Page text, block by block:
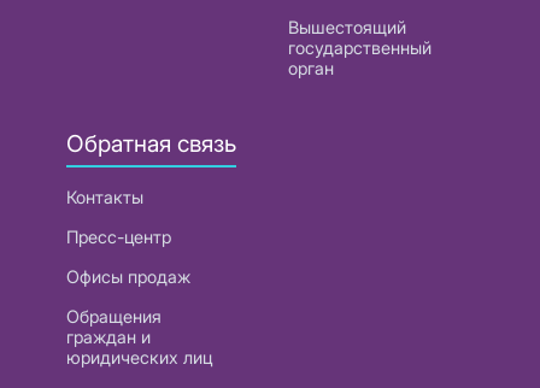
Вышестоящий
государственный
орган
Обратная связь
Контакты
Пресс-центр
Офисы продаж
Обращения
граждан и
юридических лиц